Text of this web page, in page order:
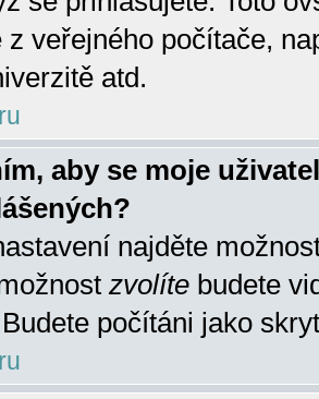
z veřejného počítače,
atd.
aby se moje
najděte
zvolíte budete
počítáni jako